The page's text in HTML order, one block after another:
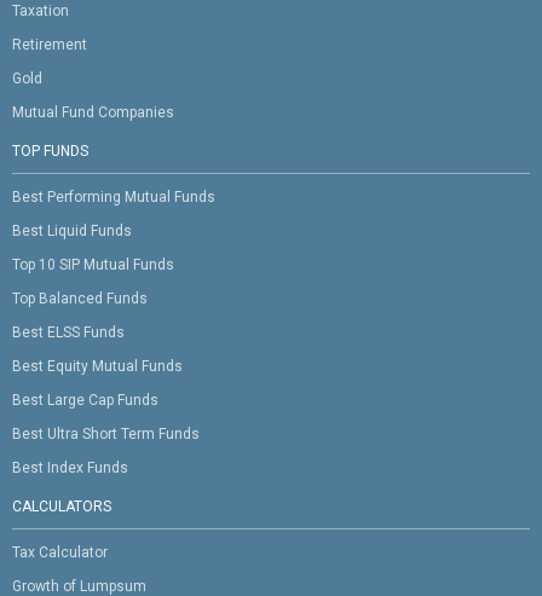
Taxation
Retirement
Gold
Mutual Fund Companies
TOP FUNDS
Best Performing Mutual Funds
Best Liquid Funds
Top 10 SIP Mutual Funds
Top Balanced Funds
Best ELSS Funds
Best Equity Mutual Funds
Best Large Cap Funds
Best Ultra Short Term Funds
Best Index Funds
CALCULATORS
Tax Calculator
Growth of Lumpsum